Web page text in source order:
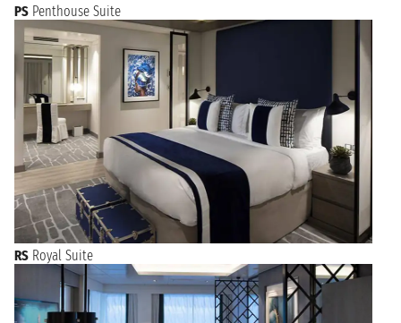
PS Penthouse Suite
RS Royal Suite